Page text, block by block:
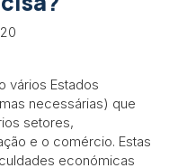
vários Estados
necessárias) que
setores,
e o comércio. Estas
económicas